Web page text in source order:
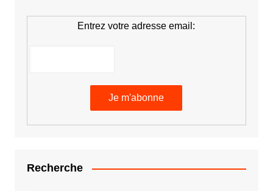
Entrez votre adresse email:
Recherche